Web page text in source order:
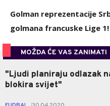
Golman reprezentacije
golmana francuske Lige 1!
MOŽDA ĆE VAS ZANIMATI
"Ljudi planiraju odlazak
blokira svijet"